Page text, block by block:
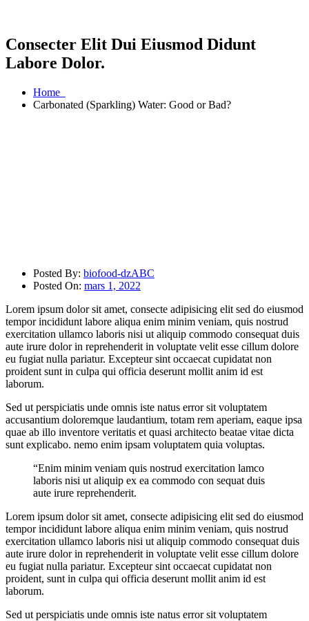
Consecter Elit Dui Eiusmod Didunt
Labore Dolor.
Home
Carbonated (Sparkling) Water: Good or Bad?
Posted By: biofood-dzABC
Posted On: mars 1, 2022
Lorem ipsum dolor sit amet, consecte adipisicing elit sed do eiusmod
tempor incididunt labore aliqua enim minim veniam, quis nostrud
exercitation ullamco laboris nisi ut aliquip commodo consequat duis
aute irure dolor in reprehenderit in voluptate velit esse cillum dolore
eu fugiat nulla pariatur. Excepteur sint occaecat cupidatat non
proident sunt in culpa qui officia deserunt mollit anim id est
laborum.
Sed ut perspiciatis unde omnis iste natus error sit voluptatem
accusantium doloremque laudantium, totam rem aperiam, eaque ipsa
quae ab illo inventore veritatis et quasi architecto beatae vitae dicta
sunt explicabo. nemo enim ipsam voluptatem quia voluptas.
“Enim minim veniam quis nostrud exercitation lamco
laboris nisi ut aliquip ex ea commodo con sequat duis
aute irure reprehenderit.
Lorem ipsum dolor sit amet, consecte adipisicing elit sed do eiusmod
tempor incididunt labore aliqua enim minim veniam, quis nostrud
exercitation ullamco laboris nisi ut aliquip commodo consequat duis
aute irure dolor in reprehenderit in voluptate velit esse cillum dolore
eu fugiat nulla pariatur. Excepteur sint occaecat cupidatat non
proident, sunt in culpa qui officia deserunt mollit anim id est
laborum.
Sed ut perspiciatis unde omnis iste natus error sit voluptatem